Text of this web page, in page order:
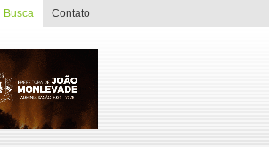
Busca Contato